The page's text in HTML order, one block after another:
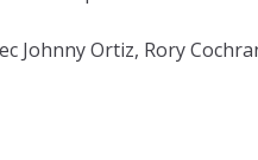
Johnny Ortiz, Rory